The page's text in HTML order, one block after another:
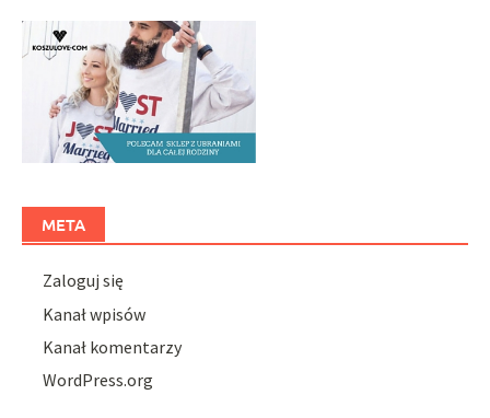
META
Zaloguj się
Kanał wpisów
Kanał komentarzy
WordPress.org